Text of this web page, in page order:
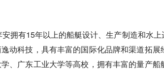
拥有15年以上的船艇设计、生产制造和水
动科技，具有丰富的国际化品牌和渠道拓
、广东工业大学等高校，拥有丰富的量产